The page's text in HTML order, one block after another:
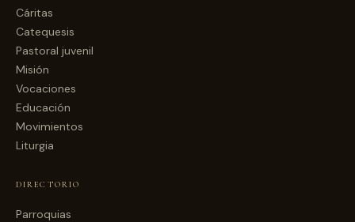
Cáritas
Catequesis
Pastoral juvenil
Misión
Vocaciones
Educación
Movimientos
Liturgia
DIRECTORIO
Parroquias